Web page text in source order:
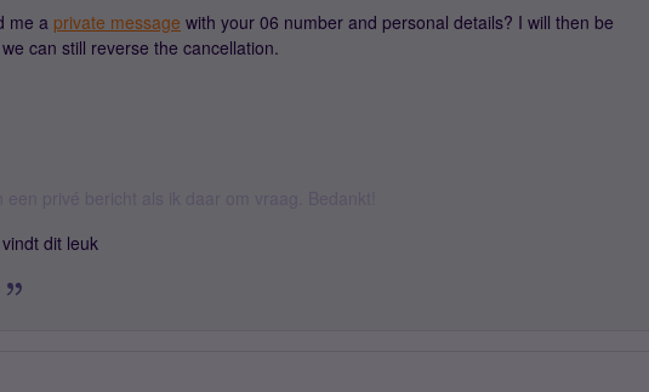
me a private message with your 06 number and personal details? I will then be
can still reverse the cancellation.
dit leuk